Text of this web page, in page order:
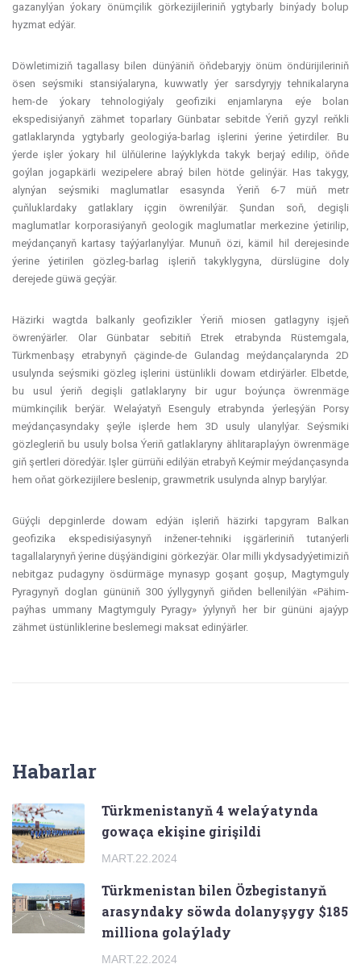
gazanylýan ýokary önümçilik görkezijileriniň ygtybarly binýady bolup
hyzmat edýär.
Döwletimiziň tagallasy bilen dünýäniň öňdebaryjy önüm öndürijileriniň
ösen seýsmiki stansiýalaryna, kuwwatly ýer sarsdyryjy tehnikalaryna
hem-de ýokary tehnologiýaly geofiziki enjamlaryna eýe bolan
ekspedisiýanyň zähmet toparlary Günbatar sebitde Ýeriň gyzyl reňkli
gatlaklarynda ygtybarly geologiýa-barlag işlerini ýerine ýetirdiler. Bu
ýerde işler ýokary hil ülňülerine laýyklykda takyk berjaý edilip, öňde
goýlan jogapkärli wezipelere abraý bilen hötde gelinýär. Has takygy,
alynýan seýsmiki maglumatlar esasynda Ýeriň 6-7 müň metr
çuňluklardaky gatlaklary içgin öwrenilýär. Şundan soň, degişli
maglumatlar korporasiýanyň geologik maglumatlar merkezine ýetirilip,
meýdançanyň kartasy taýýarlanylýar. Munuň özi, kämil hil derejesinde
ýerine ýetirilen gözleg-barlag işleriň takyklygyna, dürslügine doly
derejede güwä geçýär.
Häzirki wagtda balkanly geofizikler Ýeriň miosen gatlagyny işjeň
öwrenýärler. Olar Günbatar sebitiň Etrek etrabynda Rüstemgala,
Türkmenbaşy etrabynyň çäginde-de Gulandag meýdançalarynda 2D
usulynda seýsmiki gözleg işlerini üstünlikli dowam etdirýärler. Elbetde,
bu usul ýeriň degişli gatlaklaryny bir ugur boýunça öwrenmäge
mümkinçilik berýär. Welaýatyň Esenguly etrabynda ýerleşýän Porsy
meýdançasyndaky şeýle işlerde hem 3D usuly ulanylýar. Seýsmiki
gözlegleriň bu usuly bolsa Ýeriň gatlaklaryny ählitaraplaýyn öwrenmäge
giň şertleri döredýär. Işler gürrüňi edilýän etrabyň Keýmir meýdançasynda
hem oňat görkezijilere beslenip, grawmetrik usulynda alnyp barylýar.
Güýçli depginlerde dowam edýän işleriň häzirki tapgyram Balkan
geofizika ekspedisiýasynyň inžener-tehniki işgärleriniň tutanýerli
tagallalarynyň ýerine düşýändigini görkezýär. Olar milli ykdysadyýetimiziň
nebitgaz pudagyny ösdürmäge mynasyp goşant goşup, Magtymguly
Pyragynyň doglan gününiň 300 ýyllygynyň giňden bellenilýän «Pähim-
paýhas ummany Magtymguly Pyragy» ýylynyň her bir gününi ajaýyp
zähmet üstünliklerine beslemegi maksat edinýärler.
Habarlar
Türkmenistanyň 4 welaýatynda
gowaça ekişine girişildi
MART.22.2024
Türkmenistan bilen Özbegistanyň
arasyndaky söwda dolanyşygy $185
milliona golaýlady
MART.22.2024